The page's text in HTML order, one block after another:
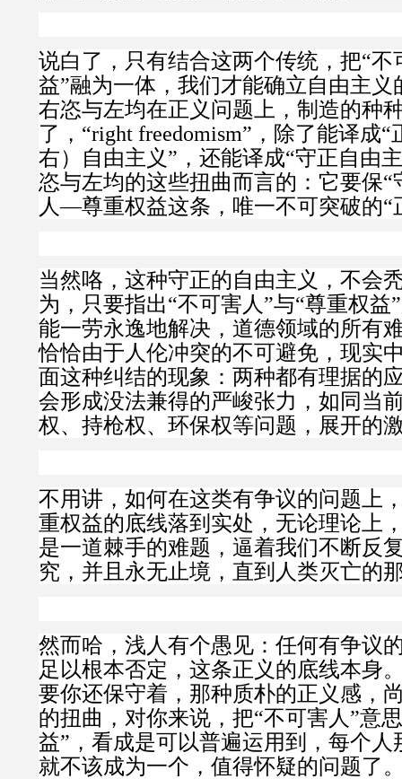
说白了，只有结合这两个传统，把“不
益”融为一体，我们才能确立自由主义
右恣与左均在正义问题上，制造的种
了，“right freedomism” ，除了能译成
右）自由主义”，还能译成“守正自由
恣与左均的这些扭曲而言的：它要保“
人—尊重权益这条，唯一不可突破的“
当然咯，这种守正的自由主义，不会
为，只要指出“不可害人”与“尊重权益
能一劳永逸地解决，道德领域的所有
恰恰由于人伦冲突的不可避免，现实
面这种纠结的现象：两种都有理据的
会形成没法兼得的严峻张力，如同当
权、持枪权、环保权等问题，展开的
不用讲，如何在这类有争议的问题上
重权益的底线落到实处，无论理论上
是一道棘手的难题，逼着我们不断反
究，并且永无止境，直到人类灭亡的
然而哈，浅人有个愚见：任何有争议
足以根本否定，这条正义的底线本身
要你还保守着，那种质朴的正义感，
的扭曲，对你来说，把“不可害人”意
益”，看成是可以普遍运用到，每个人
就不该成为一个，值得怀疑的问题了